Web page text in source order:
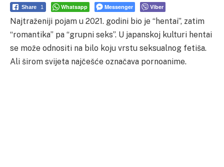
Share 1 Whatsapp Messenger Viber
Najtraženiji pojam u 2021. godini bio je “hentai”, zatim
“romantika” pa “grupni seks”. U japanskoj kulturi hentai
se može odnositi na bilo koju vrstu seksualnog fetiša.
Ali širom svijeta najčešće označava pornoanime.